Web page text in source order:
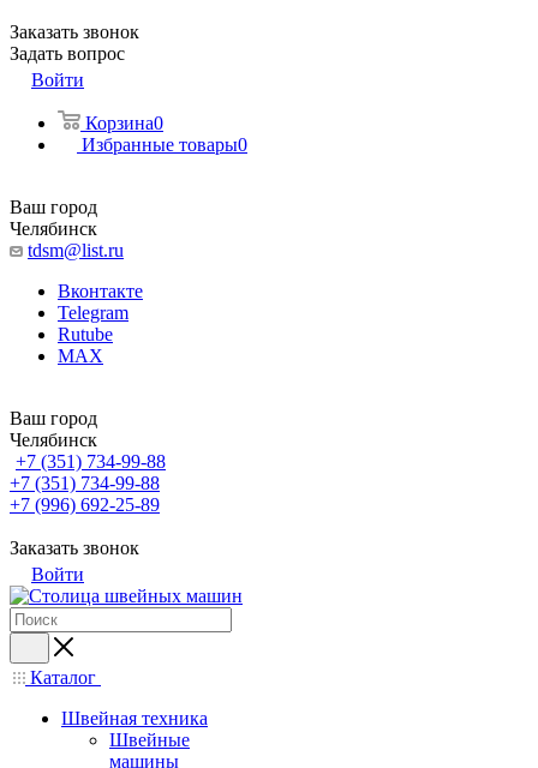
Заказать звонок
Задать вопрос
Войти
Корзина0
Избранные товары0
Ваш город
Челябинск
tdsm@list.ru
Вконтакте
Telegram
Rutube
MAX
Ваш город
Челябинск
+7 (351) 734-99-88
+7 (351) 734-99-88
+7 (996) 692-25-89
Заказать звонок
Войти
Каталог
Швейная техника
Швейные
машины